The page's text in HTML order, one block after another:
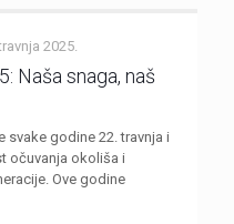
2025.
Naša snaga, naš
svake godine 22. travnja i
očuvanja okoliša i
Ove godine